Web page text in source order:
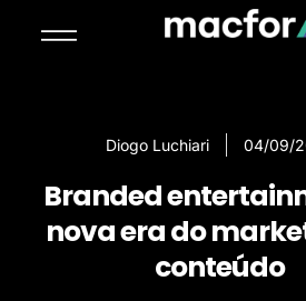
Diogo Luchiari 04/09/
Branded
nova era do
conteúdo